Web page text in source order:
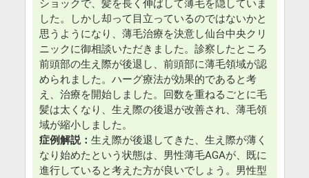
ショックで、髪を長く伸ばして薄毛を隠していま
した。しかし却って目立っているのではないかと
思うようになり、薄毛治療を決意し仙台中央クリ
ニックに御相談いただきました。診察したところ
前頭部の生え際が後退し、前頭部に薄毛領域が認
められました。ハーグ療法が効果的であると考
え、治療を開始しました。回数を重ねるごとに毛
髪は太くなり、生え際の後退が改善され、薄毛領
域が縮小しました。
症例解説： 生え際が後退してきた、生え際が薄く
なり始めたという状態は、男性薄毛AGAが、既に
進行していると考えた方が良いでしょう。男性型